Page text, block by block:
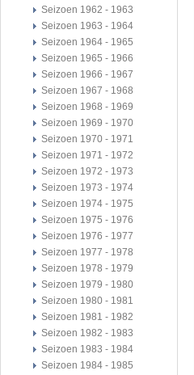
Seizoen 1962 - 1963
Seizoen 1963 - 1964
Seizoen 1964 - 1965
Seizoen 1965 - 1966
Seizoen 1966 - 1967
Seizoen 1967 - 1968
Seizoen 1968 - 1969
Seizoen 1969 - 1970
Seizoen 1970 - 1971
Seizoen 1971 - 1972
Seizoen 1972 - 1973
Seizoen 1973 - 1974
Seizoen 1974 - 1975
Seizoen 1975 - 1976
Seizoen 1976 - 1977
Seizoen 1977 - 1978
Seizoen 1978 - 1979
Seizoen 1979 - 1980
Seizoen 1980 - 1981
Seizoen 1981 - 1982
Seizoen 1982 - 1983
Seizoen 1983 - 1984
Seizoen 1984 - 1985